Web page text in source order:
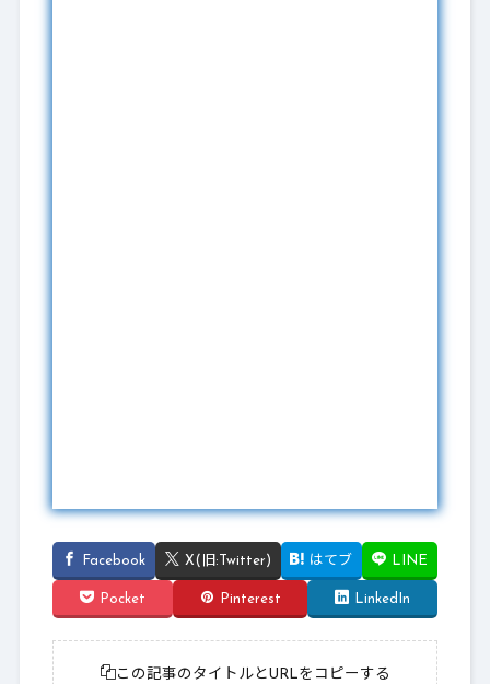
Facebook X(旧:Twitter) はてブ LINE
Pocket Pinterest LinkedIn
この記事のタイトルとURLをコピーする